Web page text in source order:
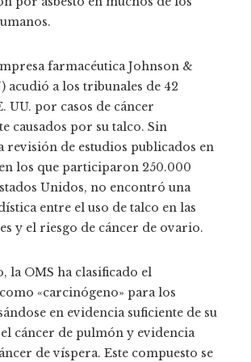
farmacéutica Johnson &
acudió a los tribunales de 42
UU. por casos de cáncer
causados ​​por su talco. Sin
revisión de estudios publicados en
los que participaron 250.000
Unidos, no encontró una
entre el uso de talco en las
y el riesgo de cáncer de ovario.
la OMS ha clasificado el
«carcinógeno» para los
en evidencia suficiente de su
cáncer de pulmón y evidencia
de víspera. Este compuesto se